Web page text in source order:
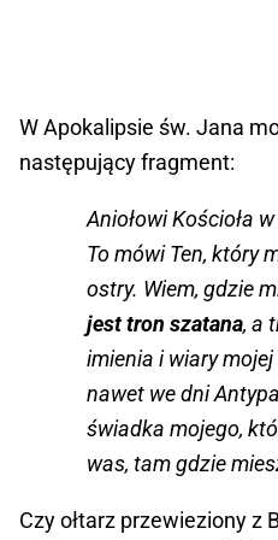
W Apokalipsie św. Jana
następujący fragment:
Aniołowi Kościoła
To mówi Ten, który
ostry. Wiem, gdzie
jest tron szatana, a
imienia i wiary mojej
nawet we dni
świadka mojego,
was, tam gdzie
Czy ołtarz przewieziony z